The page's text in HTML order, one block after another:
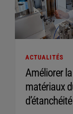
ACTUALITÉS
Améliorer
matériaux
d’étanchéité